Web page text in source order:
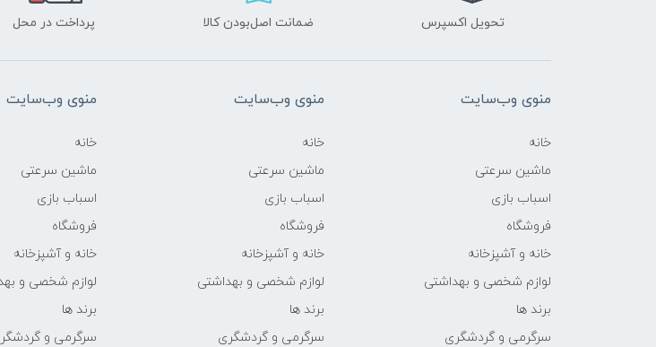
تحویل اکسپرس ضمانت اصل‌بودن کالا پرداخت در محل
منوی وب‌سایت
خانه
ماشین سرعتی
اسباب بازی
فروشگاه
خانه و آشپزخانه
لوازم شخصی و بهداشتی
برند ها
سرگرمی و گردشگری
منوی وب‌سایت
خانه
ماشین سرعتی
اسباب بازی
فروشگاه
خانه و آشپزخانه
لوازم شخصی و بهداشتی
برند ها
سرگرمی و گردشگری
منوی وب‌سایت
خانه
ماشین سرعتی
اسباب بازی
فروشگاه
خانه و آشپزخانه
لوازم شخصی و
برند ها
سرگرمی و